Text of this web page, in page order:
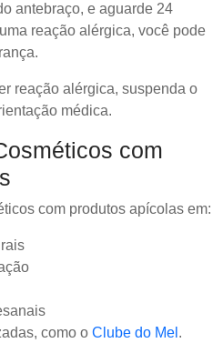
antebraço, e aguarde 24
reação alérgica, você pode
reação alérgica, suspenda o
médica.
com
com produtos apícolas em:
como o Clube do Mel .